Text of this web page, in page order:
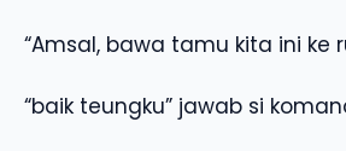
“Amsal, bawa tamu kita ini ke
“baik teungku” jawab si